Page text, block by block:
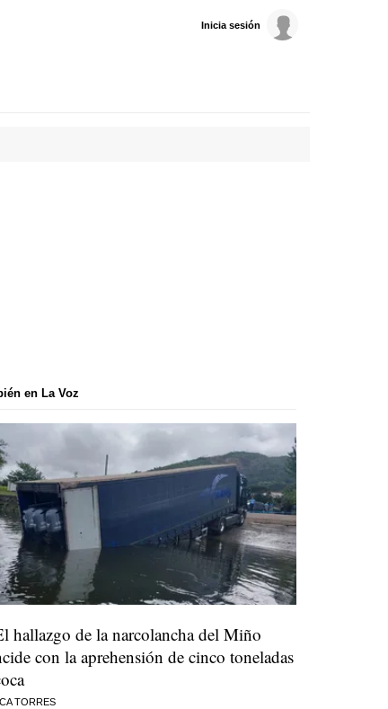
Inicia sesión
en La Voz
hallazgo de la narcolancha del Miño
con la aprehensión de cinco toneladas
TORRES